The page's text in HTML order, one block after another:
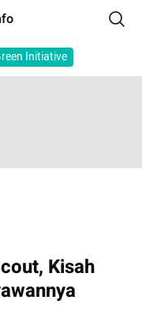
Initiative
Kisah